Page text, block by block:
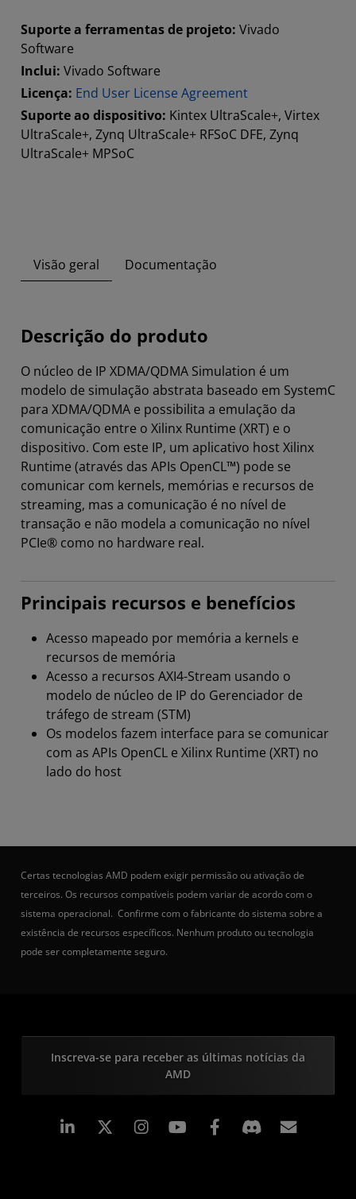
Suporte a ferramentas de projeto: Vivado
Software
Inclui: Vivado Software
Licença: End User License Agreement
Suporte ao dispositivo: Kintex UltraScale+, Virtex
UltraScale+, Zynq UltraScale+ RFSoC DFE, Zynq
UltraScale+ MPSoC
Visão geral Documentação
Descrição do produto
O núcleo de IP XDMA/QDMA Simulation é um
modelo de simulação abstrata baseado em SystemC
para XDMA/QDMA e possibilita a emulação da
comunicação entre o Xilinx Runtime (XRT) e o
dispositivo. Com este IP, um aplicativo host Xilinx
Runtime (através das APIs OpenCL™) pode se
comunicar com kernels, memórias e recursos de
streaming, mas a comunicação é no nível de
transação e não modela a comunicação no nível
PCIe® como no hardware real.
Principais recursos e benefícios
Acesso mapeado por memória a kernels e
recursos de memória
Acesso a recursos AXI4-Stream usando o
modelo de núcleo de IP do Gerenciador de
tráfego de stream (STM)
Os modelos fazem interface para se comunicar
com as APIs OpenCL e Xilinx Runtime (XRT) no
lado do host
Certas tecnologias AMD podem exigir permissão ou ativação de
terceiros. Os recursos compatíveis podem variar de acordo com o
sistema operacional. Confirme com o fabricante do sistema sobre a
existência de recursos específicos. Nenhum produto ou tecnologia
pode ser completamente seguro.
Inscreva-se para receber as últimas notícias da
AMD
Linkedin Instagram Facebook